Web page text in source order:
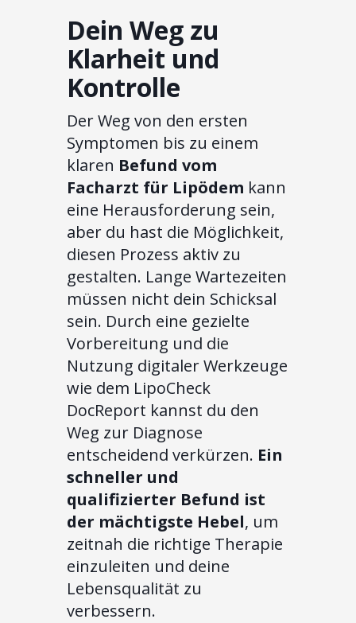
Dein Weg zu
Klarheit und
Kontrolle
Der Weg von den ersten
Symptomen bis zu einem
klaren Befund vom
Facharzt für Lipödem kann
eine Herausforderung sein,
aber du hast die Möglichkeit,
diesen Prozess aktiv zu
gestalten. Lange Wartezeiten
müssen nicht dein Schicksal
sein. Durch eine gezielte
Vorbereitung und die
Nutzung digitaler Werkzeuge
wie dem LipoCheck
DocReport kannst du den
Weg zur Diagnose
entscheidend verkürzen. Ein
schneller und
qualifizierter Befund ist
der mächtigste Hebel, um
zeitnah die richtige Therapie
einzuleiten und deine
Lebensqualität zu
verbessern.